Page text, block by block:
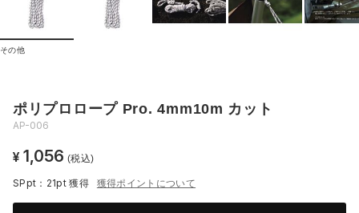
その他
ポリプロロープ Pro. 4mm10m カット
AP-006
¥ 1,056 (税込)
SPpt：21pt獲得 獲得ポイントについて